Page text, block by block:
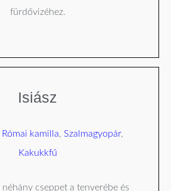
fürdővizéhez.
Isiász
Római kamilla, Szalmagyopár,
Kakukkfű
cseppet a tenyerébe és